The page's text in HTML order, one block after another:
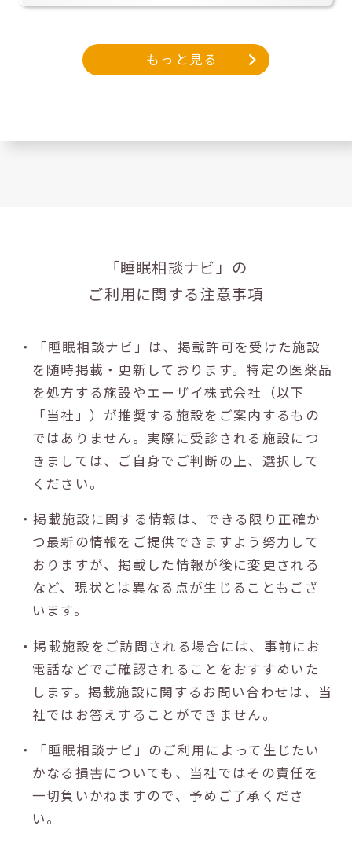
もっと見る
「睡眠相談ナビ」の
ご利用に関する注意事項
・「睡眠相談ナビ」は、掲載許可を受けた施設
を随時掲載・更新しております。特定の医薬品
を処方する施設やエーザイ株式会社（以下
「当社」）が推奨する施設をご案内するもの
ではありません。実際に受診される施設につ
きましては、ご自身でご判断の上、選択して
ください。
・掲載施設に関する情報は、できる限り正確か
つ最新の情報をご提供できますよう努力して
おりますが、掲載した情報が後に変更される
など、現状とは異なる点が生じることもござ
います。
・掲載施設をご訪問される場合には、事前にお
電話などでご確認されることをおすすめいた
します。掲載施設に関するお問い合わせは、当
社ではお答えすることができません。
・「睡眠相談ナビ」のご利用によって生じたい
かなる損害についても、当社ではその責任を
一切負いかねますので、予めご了承くださ
い。